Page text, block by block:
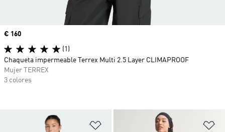
Añadir a la lista de deseos
Precio
€ 160
(1)
Chaqueta impermeable Terrex Multi 2.5 Layer CLIMAPROOF
Mujer TERREX
3 colores